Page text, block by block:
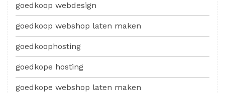
goedkoop webdesign
goedkoop webshop laten maken
goedkoophosting
goedkope hosting
goedkope webshop laten maken